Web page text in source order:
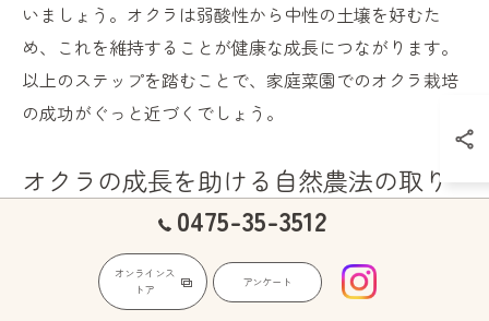
いましょう。オクラは弱酸性から中性の土壌を好むた
め、これを維持することが健康な成長につながります。
以上のステップを踏むことで、家庭菜園でのオクラ栽培
の成功がぐっと近づくでしょう。
オクラの成長を助ける自然農法の取り
オクラの成長を助けるために、自然農法を家庭菜園に取
り入れる方法を考えてみましょう。自然農法では、化学
0475-35-3512
オンラインス
トア
アンケート